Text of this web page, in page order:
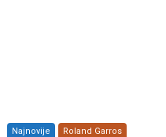
Najnovije Roland Garros